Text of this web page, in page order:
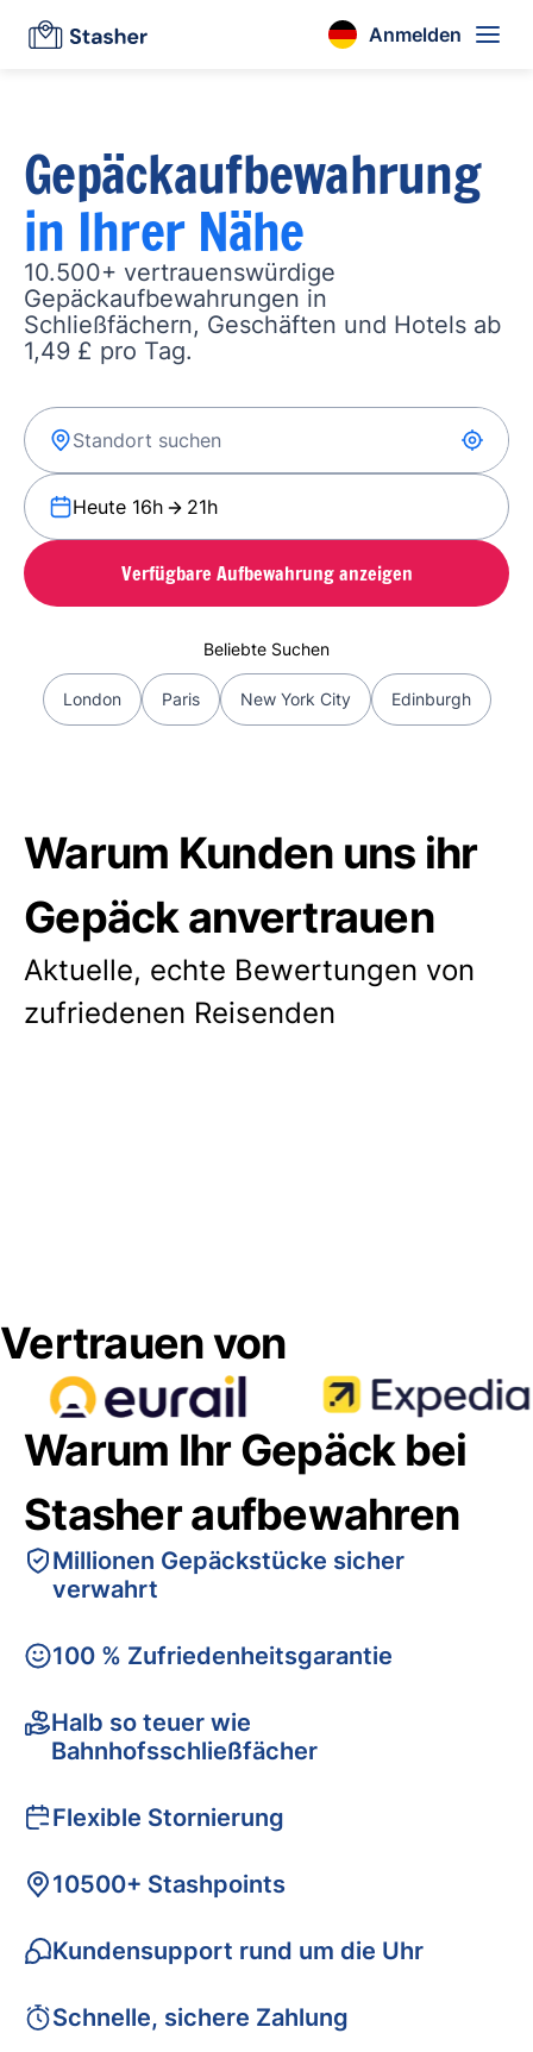
Anmelden
Gepäckaufbewahrung
in Ihrer Nähe
10.500+ vertrauenswürdige
Gepäckaufbewahrungen in
Schließfächern, Geschäften und Hotels ab
1,49 £ pro Tag.
Heute 16h 21h
Verfügbare Aufbewahrung anzeigen
Beliebte Suchen
London Paris New York City Edinburgh
Warum Kunden uns ihr
Gepäck anvertrauen
Aktuelle, echte Bewertungen von
zufriedenen Reisenden
Vertrauen von
Warum Ihr Gepäck bei
Stasher aufbewahren
Millionen Gepäckstücke sicher
verwahrt
100 % Zufriedenheitsgarantie
Halb so teuer wie
Bahnhofsschließfächer
Flexible Stornierung
10500+ Stashpoints
Kundensupport rund um die Uhr
Schnelle, sichere Zahlung